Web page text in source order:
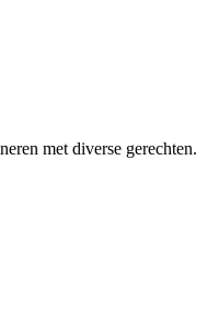
met diverse gerechten.